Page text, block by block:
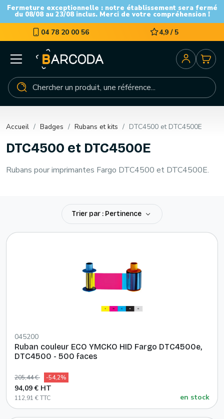
Fermeture exceptionnelle : notre établissement sera fermé
du 08/08 au 23/08 inclus. Merci de votre compréhension !
04 78 20 00 56 4,9 / 5
Accueil Badges Rubans et kits DTC4500 et DTC4500E
DTC4500 et DTC4500E
Rubans pour imprimantes Fargo DTC4500 et DTC4500E.
Trier par : Pertinence
045200
Ruban couleur ECO YMCKO HID Fargo DTC4500e,
DTC4500 - 500 faces
205,44 € -54,2%
94,09 € HT
112,91 € TTC en stock